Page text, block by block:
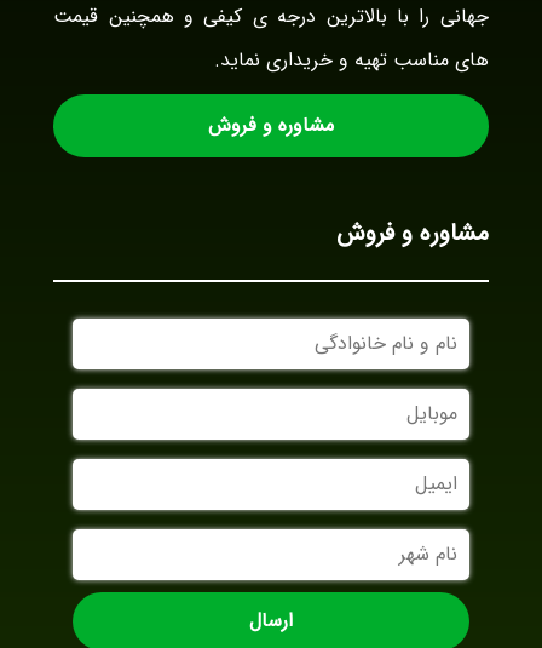
جهانی را با بالاترین درجه ی کیفی و همچنین قیمت
های مناسب تهیه و خریداری نماید.
مشاوره و فروش
مشاوره و فروش
نام
و
نام
خانوادگی
موبایل
ایمیل
نام
شهر